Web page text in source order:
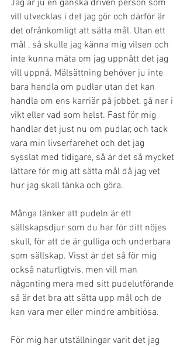
Jag är ju en ganska driven person som
vill utvecklas i det jag gör och därför är
det ofrånkomligt att sätta mål. Utan ett
mål , så skulle jag känna mig vilsen och
inte kunna mäta om jag uppnått det jag
vill uppnå. Mälsättning behöver ju inte
bara handla om pudlar utan det kan
handla om ens karriär på jobbet, gå ner i
vikt eller vad som helst. Fast för mig
handlar det just nu om pudlar, och tack
vara min livserfarehet och det jag
sysslat med tidigare, så är det så mycket
lättare för mig att sätta mål då jag vet
hur jag skall tänka och göra.
Många tänker att pudeln är ett
sällskapsdjur som du har för ditt nöjes
skull, för att de är gulliga och underbara
som sällskap. Visst är det så för mig
också naturligtvis, men vill man
någonting mera med sitt pudelutförande
så är det bra att sätta upp mål och de
kan vara mer eller mindre ambitiösa.
För mig har utställningar varit det jag